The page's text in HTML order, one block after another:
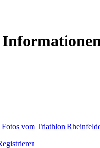
Fotos vom Triathlon